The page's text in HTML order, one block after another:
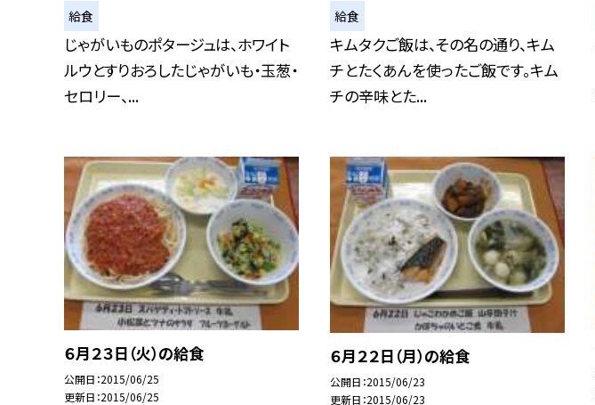
給食
じゃがいものポタージュは、ホワイト
ルウとすりおろしたじゃがいも・玉葱・
セロリー、...
給食
キムタクご飯は、その名の通り、キム
チとたくあんを使ったご飯です。キム
チの辛味とた...
６月２３日（火）の給食
公開日 2015/06/25
更新日 2015/06/25
６月２２日（月）の給食
公開日 2015/06/23
更新日 2015/06/23